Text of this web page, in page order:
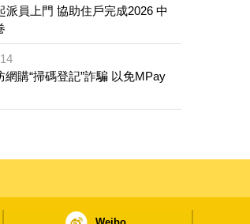
住戶完成2026 中
網購“掃碼登記”詐騙 以免MPay